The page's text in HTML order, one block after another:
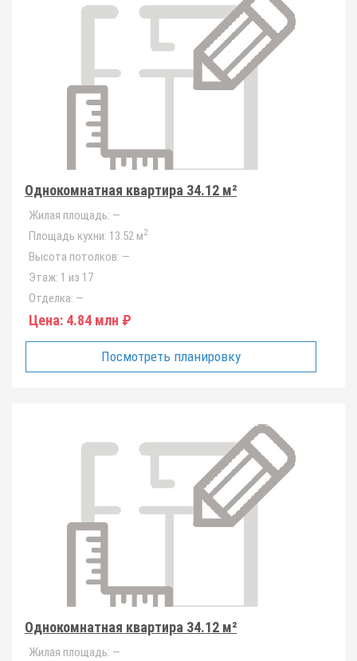
Однокомнатная квартира 34.12 м²
Жилая площадь: —
Площадь кухни: 13.52 м2
Высота потолков: —
Этаж: 1 из 17
Отделка: —
Цена: 4.84 млн ₽
Посмотреть планировку
Однокомнатная квартира 34.12 м²
Жилая площадь: —